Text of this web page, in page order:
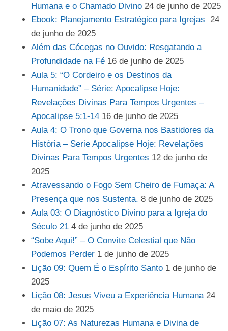
Humana e o Chamado Divino 24 de junho de 2025
Ebook: Planejamento Estratégico para Igrejas
24
de junho de 2025
Além das Cócegas no Ouvido: Resgatando a
Profundidade na Fé 16 de junho de 2025
Aula 5: “O Cordeiro e os Destinos da
Humanidade” – Série: Apocalipse Hoje:
Revelações Divinas Para Tempos Urgentes –
Apocalipse 5:1-14 16 de junho de 2025
Aula 4: O Trono que Governa nos Bastidores da
História – Serie Apocalipse Hoje: Revelações
Divinas Para Tempos Urgentes 12 de junho de
2025
Atravessando o Fogo Sem Cheiro de Fumaça: A
Presença que nos Sustenta. 8 de junho de 2025
Aula 03: O Diagnóstico Divino para a Igreja do
Século 21 4 de junho de 2025
“Sobe Aqui!” – O Convite Celestial que Não
Podemos Perder 1 de junho de 2025
Lição 09: Quem É o Espírito Santo 1 de junho de
2025
Lição 08: Jesus Viveu a Experiência Humana 24
de maio de 2025
Lição 07: As Naturezas Humana e Divina de